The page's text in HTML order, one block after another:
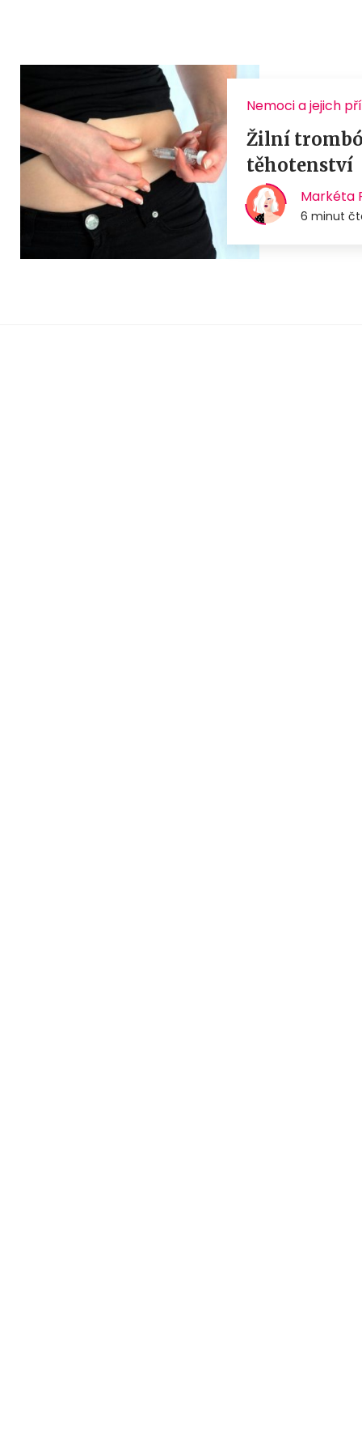
Nemoci a jejich
Žilní
těhotenství
Markéta
6 minut